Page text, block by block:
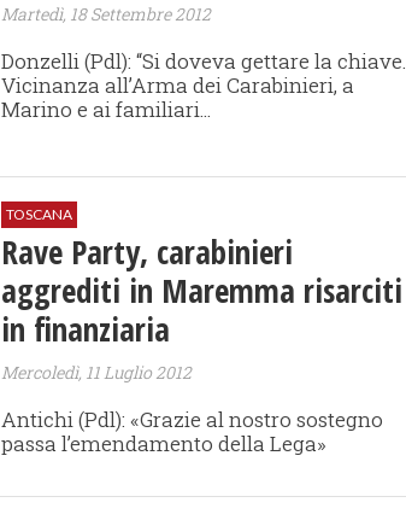
Martedì, 18 Settembre 2012
Donzelli (Pdl): “Si doveva gettare la chiave.
Vicinanza all’Arma dei Carabinieri, a
Marino e ai familiari...
TOSCANA
Rave Party, carabinieri
aggrediti in Maremma risarciti
in finanziaria
Mercoledì, 11 Luglio 2012
Antichi (Pdl): «Grazie al nostro sostegno
passa l’emendamento della Lega»